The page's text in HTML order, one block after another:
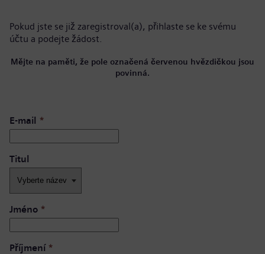
Pokud jste se již zaregistroval(a), přihlaste se ke svému
účtu a podejte žádost.
Mějte na paměti, že pole označená červenou hvězdičkou jsou
povinná.
E-mail *
Titul
Jméno *
Příjmení*